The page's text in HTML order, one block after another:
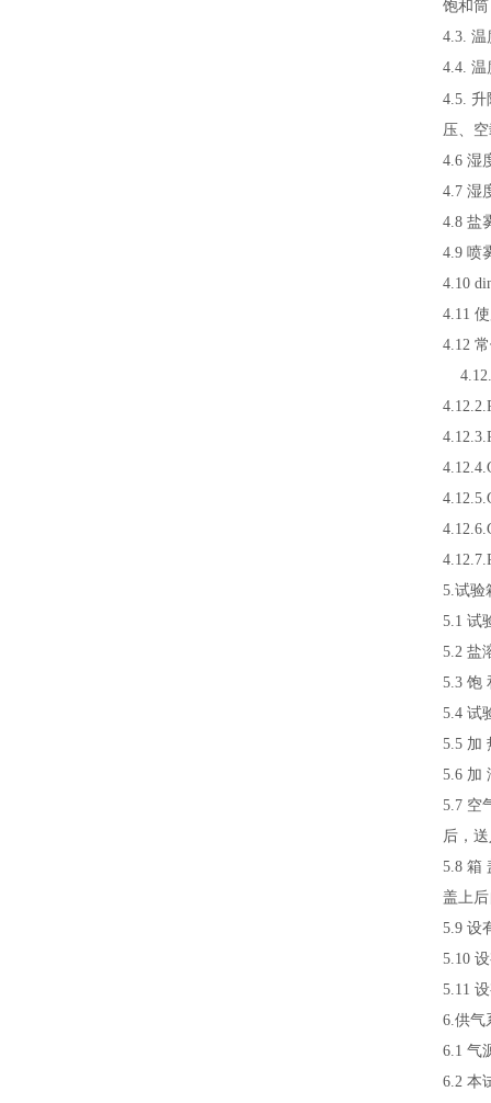
饱和
4.3. 温
4.4. 温
4.5.
压、
4.6 湿
4.7 湿
4.8 盐
4.9 喷
4.10
4.11
4.12
4.12.2.
4.12.3.
4.12.4.
4.12.5.
4.12.6.
5.试验
5.1 试
5.2 盐
5.3 饱
5.4 试
5.5 加
5.6 加
5.7 空
后，
5.8 箱
盖上
5.9 设
5.10
5.11
6.供气
6.1 气
6.2 本